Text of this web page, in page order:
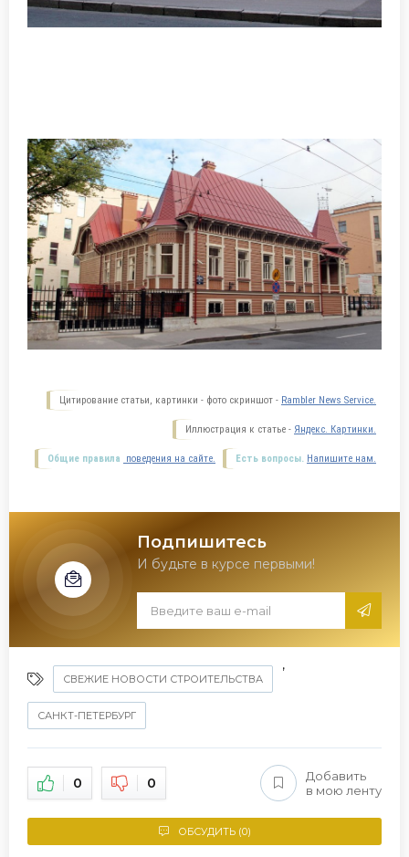
Цитирование статьи, картинки - фото скриншот - Rambler News Service.
Иллюстрация к статье - Яндекс. Картинки.
Есть вопросы. Напишите нам.
Общие правила поведения на сайте.
Подпишитесь
И будьте в курсе первыми!
СВЕЖИЕ НОВОСТИ СТРОИТЕЛЬСТВА
,
САНКТ-ПЕТЕРБУРГ
0 0
Добавить
в мою ленту
ОБСУДИТЬ (0)